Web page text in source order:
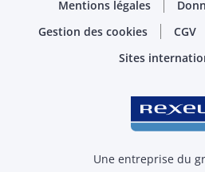
Mentions légales
Gestion des cookies
CGV
Sites
Une entreprise du